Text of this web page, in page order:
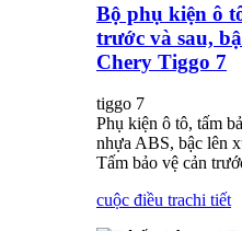
Bộ phụ kiện ô
trước và sau,
Chery Tiggo 7
tiggo 7
Phụ kiện ô tô, tấm
nhựa ABS, bậc lên
Tấm bảo vệ cản
cuộc điều trachi tiết